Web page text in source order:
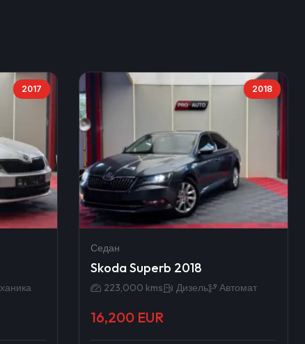
2017 2018
Седан
Skoda Superb 2018
223,000 kms Дизель Автомат
16,200 EUR